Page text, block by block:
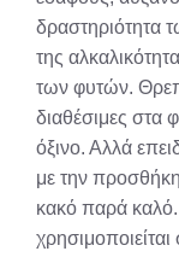
δραστηριότητα
της
των φυτών.
διαθέσιμες στα
όξινο. Αλλά
με την
κακό παρά